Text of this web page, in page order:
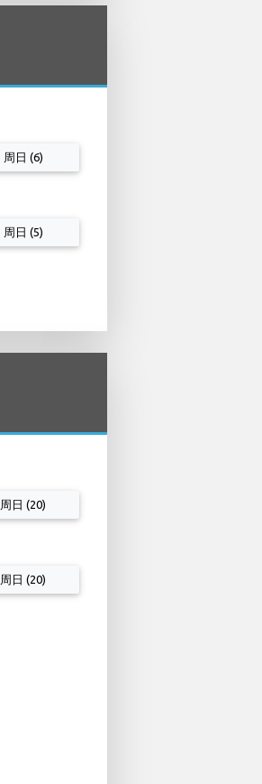
周日 (6)
周日 (5)
周日 (20)
周日 (20)